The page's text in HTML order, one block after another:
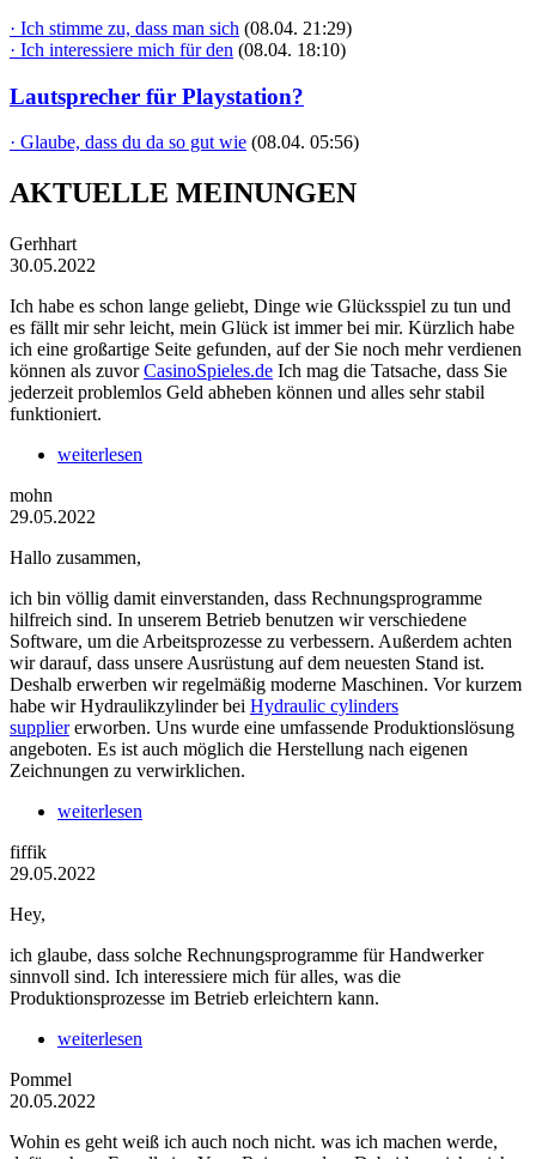
· Ich stimme zu, dass man sich (08.04. 21:29)
· Ich interessiere mich für den (08.04. 18:10)
Lautsprecher für Playstation?
· Glaube, dass du da so gut wie (08.04. 05:56)
AKTUELLE MEINUNGEN
Gerhhart
30.05.2022
Ich habe es schon lange geliebt, Dinge wie Glücksspiel zu tun und
es fällt mir sehr leicht, mein Glück ist immer bei mir. Kürzlich habe
ich eine großartige Seite gefunden, auf der Sie noch mehr verdienen
können als zuvorCasinoSpieles.de Ich mag die Tatsache, dass Sie
jederzeit problemlos Geld abheben können und alles sehr stabil
funktioniert.
weiterlesen
mohn
29.05.2022
Hallo zusammen,
ich bin völlig damit einverstanden, dass Rechnungsprogramme
hilfreich sind. In unserem Betrieb benutzen wir verschiedene
Software, um die Arbeitsprozesse zu verbessern. Außerdem achten
wir darauf, dass unsere Ausrüstung auf dem neuesten Stand ist.
Deshalb erwerben wir regelmäßig moderne Maschinen. Vor kurzem
habe wir Hydraulikzylinder bei Hydraulic cylinders
suppliererworben. Uns wurde eine umfassende Produktionslösung
angeboten. Es ist auch möglich die Herstellung nach eigenen
Zeichnungen zu verwirklichen.
weiterlesen
fiffik
29.05.2022
Hey,
ich glaube, dass solche Rechnungsprogramme für Handwerker
sinnvoll sind. Ich interessiere mich für alles, was die
Produktionsprozesse im Betrieb erleichtern kann.
weiterlesen
Pommel
20.05.2022
Wohin es geht weiß ich auch noch nicht. was ich machen werde,